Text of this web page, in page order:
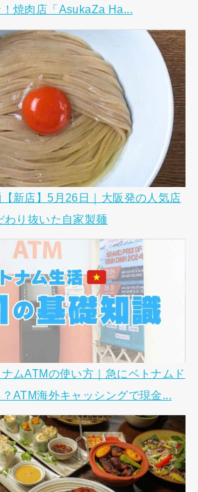
焼肉店「AsukaZa Ha...
【新店】5月26日｜大阪発の人気店
わり抜いた自家製麺
ナムATMの使い方｜急にベトナムド
ATM海外キャッシングで現金...